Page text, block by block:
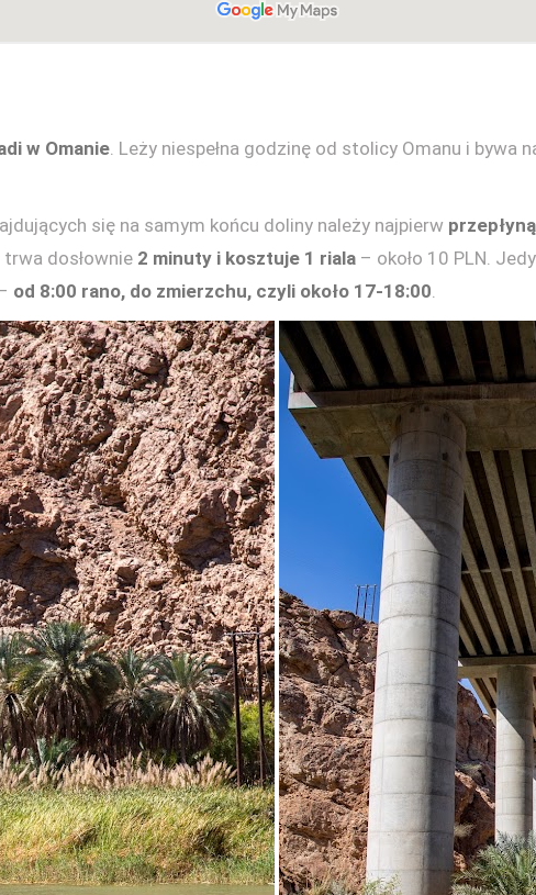
w Omanie. Leży niespełna godzinę od stolicy Omanu i bywa
się na samym końcu doliny należy najpierw
dosłownie 2 minuty i kosztuje 1 riala – około 10 PLN.
od 8:00 rano, do zmierzchu, czyli około 17-18:00.